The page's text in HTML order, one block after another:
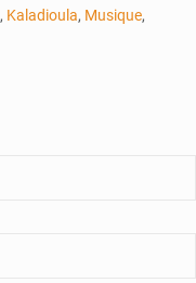
, Kaladioula, Musique,